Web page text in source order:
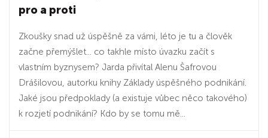
pro a proti
Zkoušky snad už úspěšně za vámi, léto je tu a člověk
začne přemýšlet... co takhle místo úvazku začít s
vlastním byznysem? Jarda přivítal Alenu Šafrovou
Drášilovou, autorku knihy Základy úspěšného podnikání.
Jaké jsou předpoklady (a existuje vůbec něco takového)
k rozjetí podnikání? Kdo by se tomu mě...